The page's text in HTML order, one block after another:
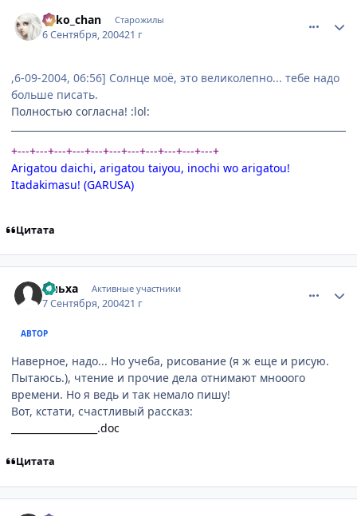
neko_chan Старожилы
6 Сентября, 200421 г
,6-09-2004, 06:56] Солнце моё, это великолепно... тебе надо
больше писать.
Полностью согласна! :lol:
+---+---+---+---+---+---+---+---+---+---+---+
Arigatou daichi, arigatou taiyou, inochi wo arigatou!
Itadakimasu! (GARUSA)
Цитата
Ольха Активные участники
7 Сентября, 200421 г
АВТОР
Наверное, надо... Но учеба, рисование (я ж еще и рисую.
Пытаюсь.), чтение и прочие дела отнимают мнооого
времени. Но я ведь и так немало пишу!
Вот, кстати, счастливый рассказ:
__________________.doc
Цитата